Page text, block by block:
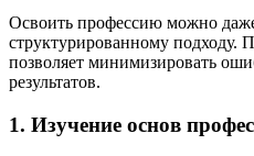
Освоить профессию можно
структурированному подходу.
позволяет минимизировать
результатов.
1. Изучение основ